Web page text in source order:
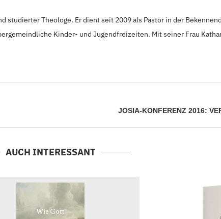
studierter Theologe. Er dient seit 2009 als Pastor in der
Kinder- und Jugendfreizeiten. Mit seiner Frau
JOSIA-KONFERENZ 2016:
AUCH INTERESSANT